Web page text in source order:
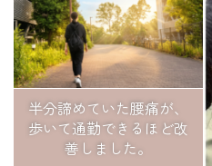
半分諦めていた腰痛が、
歩いて通勤できるほど改
善しました。